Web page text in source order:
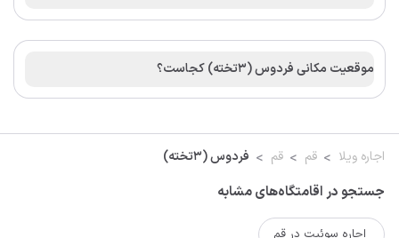
موقعیت مکانی فردوس (3تخته) کجاست؟
اجاره ویلا قم قم فردوس (3تخته)
جستجو در اقامتگاه‌های مشابه